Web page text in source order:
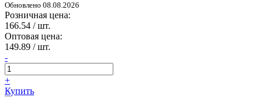
Обновлено 08.08.2026
Розничная цена:
166.54 / шт.
Оптовая цена:
149.89 / шт.
-
+
Купить